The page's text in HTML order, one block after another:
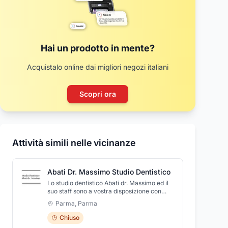
Hai un prodotto in mente?
Acquistalo online dai migliori negozi italiani
Scopri ora
Attività simili nelle vicinanze
Abati Dr. Massimo Studio Dentistico
Lo studio dentistico Abati dr. Massimo ed il
suo staff sono a vostra disposizione con
professionalità e competenza. Prenotando
un appuntamento presso il nostro studio
dentistico, potrete ripristinare la giusta
salute di bocca e gengive. Mantenere un
Parma, Parma
Chiuso